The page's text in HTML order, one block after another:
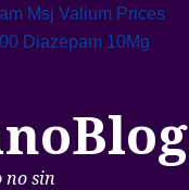
Msj Valium Prices
Diazepam 10Mg
no sin